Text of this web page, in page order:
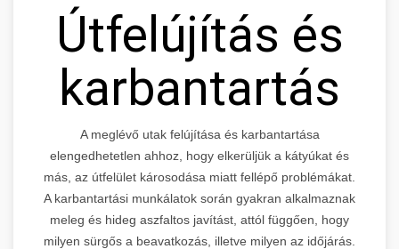
Útfelújítás és
karbantartás
A meglévő utak felújítása és karbantartása
elengedhetetlen ahhoz, hogy elkerüljük a kátyúkat és
más, az útfelület károsodása miatt fellépő problémákat.
A karbantartási munkálatok során gyakran alkalmaznak
meleg és hideg aszfaltos javítást, attól függően, hogy
milyen sürgős a beavatkozás, illetve milyen az időjárás.